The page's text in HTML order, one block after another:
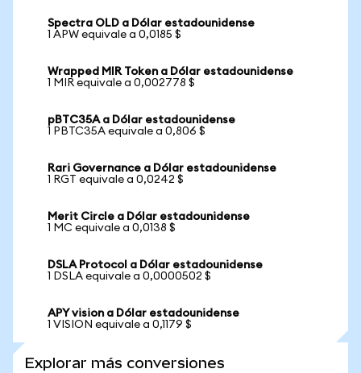
Spectra OLD a Dólar estadounidense
1 APW equivale a 0,0185 $
Wrapped MIR Token a Dólar estadounidense
1 MIR equivale a 0,002778 $
pBTC35A a Dólar estadounidense
1 PBTC35A equivale a 0,806 $
Rari Governance a Dólar estadounidense
1 RGT equivale a 0,0242 $
Merit Circle a Dólar estadounidense
1 MC equivale a 0,0138 $
DSLA Protocol a Dólar estadounidense
1 DSLA equivale a 0,0000502 $
APY vision a Dólar estadounidense
1 VISION equivale a 0,1179 $
Explorar más conversiones